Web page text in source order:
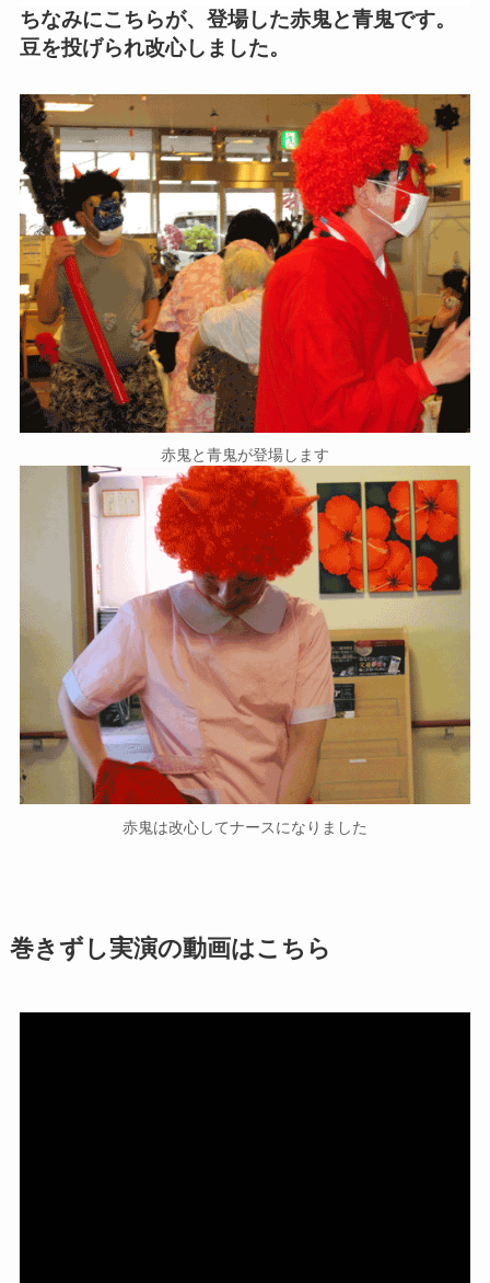
ちなみにこちらが、登場した赤鬼と青鬼です。
豆を投げられ改心しました。
赤鬼と青鬼が登場します
赤鬼は改心してナースになりました
巻きずし実演の動画はこちら